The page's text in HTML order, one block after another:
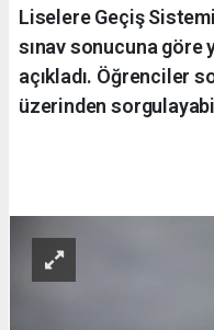
Liselere Geçiş
sınav sonucuna göre
açıkladı. Öğrenciler
üzerinden